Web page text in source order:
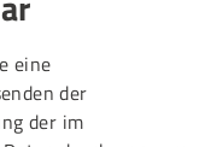
eine
der
der im